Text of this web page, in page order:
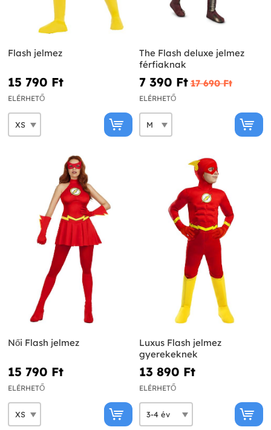
Flash jelmez
15 790 Ft‎
ELÉRHETŐ
The Flash deluxe jelmez
férfiaknak
7 390 Ft‎ 17 690 Ft‎
ELÉRHETŐ
Női Flash jelmez
15 790 Ft‎
ELÉRHETŐ
Luxus Flash jelmez
gyerekeknek
13 890 Ft‎
ELÉRHETŐ